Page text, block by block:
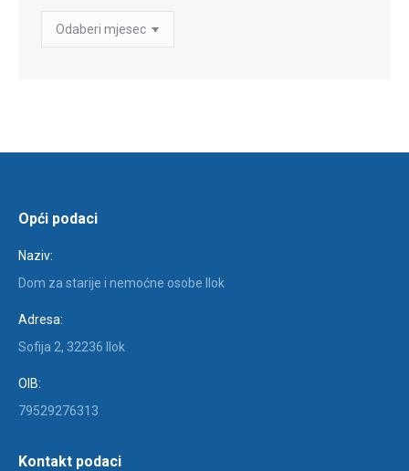
Arhiva
Objava
Opći podaci
Naziv:
Dom za starije i nemoćne osobe Ilok
Adresa:
Sofija 2, 32236 Ilok
OIB:
79529276313
Kontakt podaci